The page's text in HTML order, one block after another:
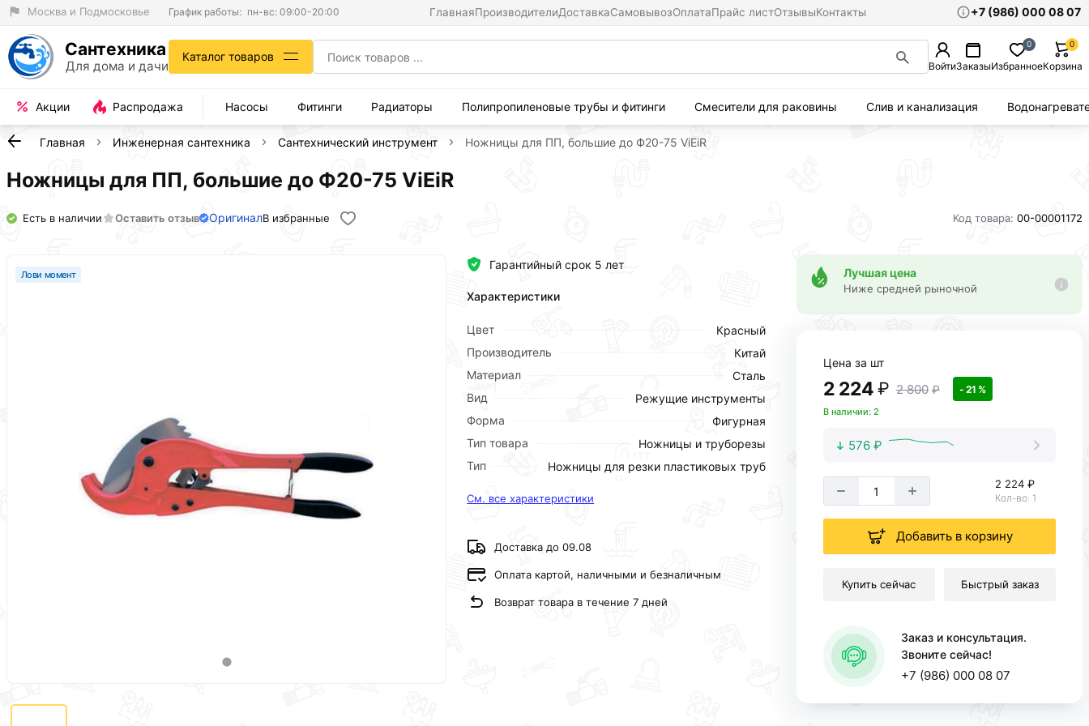
Москва и Подмосковье График работы: пн-вс: 09:00-20:00 ГлавнаяПроизводителиДоставкаСамовывозОплатаПрайс листОтзывыКонтакты +7 (986) 000 08 07
Сантехника
Для дома и дачи
Каталог товаров
ВойтиЗаказыИзбранное
0
Корзина
0
Акции Распродажа Насосы Фитинги Радиаторы Полипропиленовые трубы и фитинги Смесители для раковины Слив и канализация
Главная Инженерная сантехника Сантехнический инструмент Ножницы для ПП, большие до Ф20-75 ViEiR
Ножницы для ПП, большие до Ф20-75 ViEiR
Есть в наличии Оставить отзыв ОригиналВ избранные Код товара: 00-00001172
Лови момент
Гарантийный срок 5 лет
Характеристики
Цвет
Красный
Производитель
Китай
Материал
Сталь
Вид
Режущие инструменты
Форма
Фигурная
Тип товара
Ножницы и труборезы
Тип
Ножницы для резки пластиковых труб
См. все характеристики
Доставка до 09.08
Оплата картой, наличными и безналичным
Возврат товара в течение 7 дней
Лучшая цена
Ниже средней рыночной
Цена за шт
2 224 ₽ 2 800 ₽ - 21 %
В наличии: 2
576 ₽
2 224 ₽
Кол-во: 1
Добавить в корзину
Купить сейчас Быстрый заказ
Заказ и консультация.
Звоните сейчас!
+7 (986) 000 08 07